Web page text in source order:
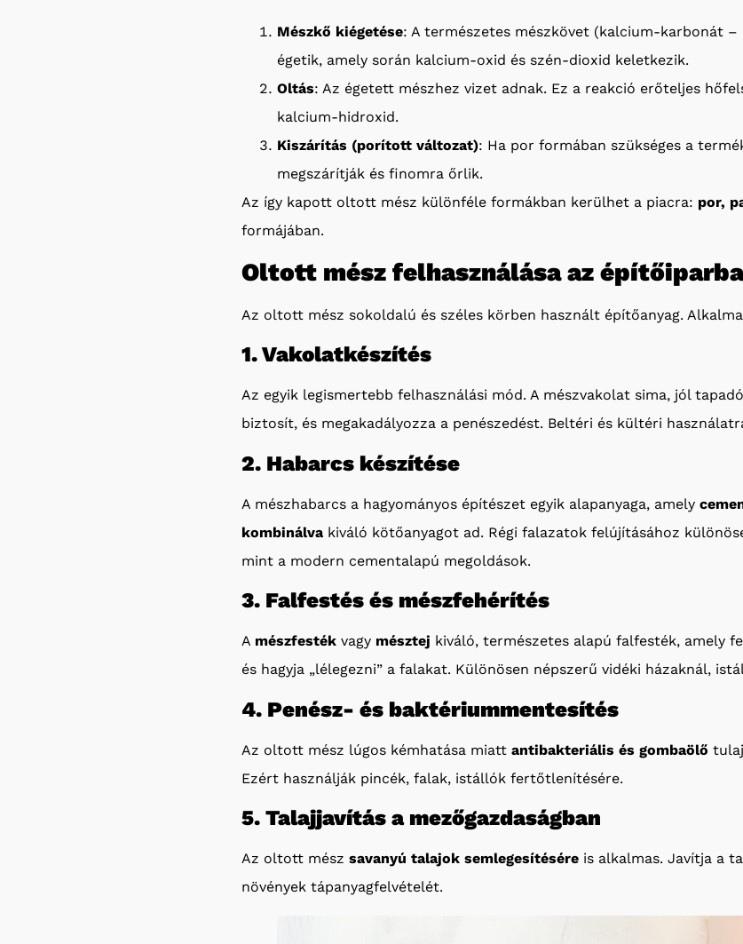
Mészkő kiégetése: A természetes mészkövet (kalcium-karbonát –
égetik, amely során kalcium-oxid és szén-dioxid keletkezik.
Oltás: Az égetett mészhez vizet adnak. Ez a reakció erőteljes
kalcium-hidroxid.
Kiszárítás (porított változat): Ha por formában szükséges a
megszárítják és finomra őrlik.
Az így kapott oltott mész különféle formákban kerülhet a piacra: por,
formájában.
Oltott mész felhasználása az
Az oltott mész sokoldalú és széles körben használt építőanyag.
1. Vakolatkészítés
Az egyik legismertebb felhasználási mód. A mészvakolat sima, jól
biztosít, és megakadályozza a penészedést. Beltéri és kültéri
2. Habarcs készítése
A mészhabarcs a hagyományos építészet egyik alapanyaga, amely
kombinálva kiváló kötőanyagot ad. Régi falazatok felújításához
mint a modern cementalapú megoldások.
3. Falfestés és mészfehérítés
A mészfesték vagy mésztej kiváló, természetes alapú falfesték, amely
és hagyja „lélegezni” a falakat. Különösen népszerű vidéki házaknál,
4. Penész- és baktériummentesítés
Az oltott mész lúgos kémhatása miatt antibakteriális és gombaölő
Ezért használják pincék, falak, istállók fertőtlenítésére.
5. Talajjavítás a mezőgazdaságban
Az oltott mész savanyú talajok semlegesítésére is alkalmas. Javítja a
növények tápanyagfelvételét.